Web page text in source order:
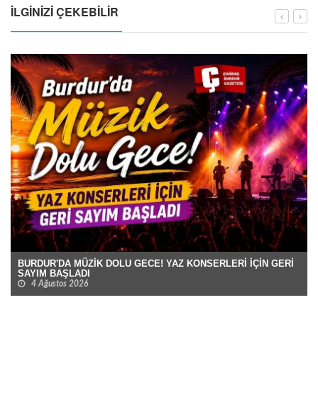
İLGINIZI ÇEKEBILIR
BURDUR'DA MÜZİK DOLU GECE! YAZ KONSERLERİ İÇİN GERİ
SAYIM BAŞLADI
4 Ağustos 2026